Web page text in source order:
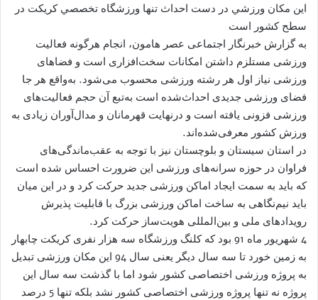
اين مكان ورزشي در دست احداث تنها ورزشگاه تخصصي كريكت در
سطح كشور است
به گزارش خبرنگار اجتماعی عصر هامون، انجام هرگونه فعالیت
ورزشی مستلزم داشتن امکانات سخت‌افزاری است و فضاهای
ورزشی نیاز اول هر رشته ورزشی محسوب می‌شود. به‌واقع هر جا
فضای ورزشی جدیدی احداث‌شده است به‌تبع آن حجم فعالیت‌های
ورزشی فزونی یافته است و درنهایت قهرمانان و مدال‌آوران زیادی به
ورزش کشور معرفی‌شده‌اند.
در استان سیستان و بلوچستان نیز با توجه به عقب‌ماندگی‌های
فراوان در حوزه سرانه‌های ورزشی این ضرورت احساس شده است
که باید به سمت ایجاد اماکن ورزشی جدید حرکت کرد و در این میان
باید نیم‌نگاهی به ساخت اماکن ورزشی بزرگ با قابلیت پذیرش
رویدادهای ملی و بین‌المللی هویت‌ساز حرکت کرد.
4 شهریور ماه 91 بود که کلنگ ورزشگاه سه هزار نفری کریکت چابهار
به زمین خورد تا سه سال دیگر یعنی سال 94 این مکان ورزشی تبدیل
به پروژه ورزشی اختصاصی کشور شود اما با گذشت سه سال این
پروژه نه تنها پروژه ورزشی اختصاصی کشور نشد بلکه تنها 5 درصد